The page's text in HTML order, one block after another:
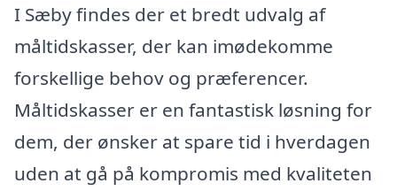
I Sæby findes der et bredt udvalg af
måltidskasser, der kan imødekomme
forskellige behov og præferencer.
Måltidskasser er en fantastisk løsning for
dem, der ønsker at spare tid i hverdagen
uden at gå på kompromis med kvaliteten